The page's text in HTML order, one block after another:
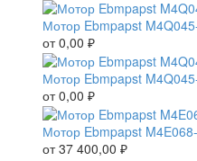
Мотор Ebmpapst
от0,00 ₽
Мотор Ebmpapst
от0,00 ₽
Мотор Ebmpapst
от37 400,00 ₽